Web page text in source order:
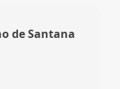
de Santana